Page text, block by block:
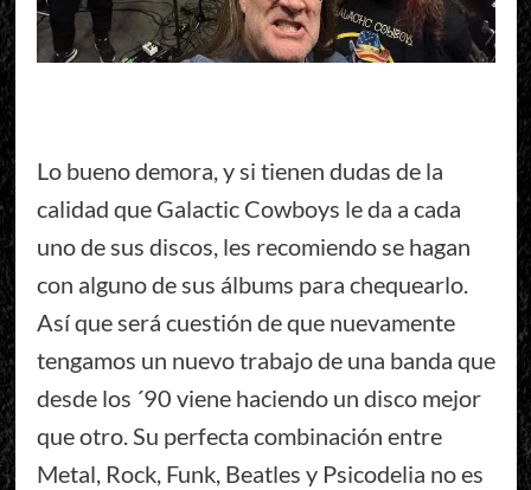
Lo bueno demora, y si tienen dudas de la
calidad que Galactic Cowboys le da a cada
uno de sus discos, les recomiendo se hagan
con alguno de sus álbums para chequearlo.
Así que será cuestión de que nuevamente
tengamos un nuevo trabajo de una banda que
desde los ´90 viene haciendo un disco mejor
que otro. Su perfecta combinación entre
Metal, Rock, Funk, Beatles y Psicodelia no es